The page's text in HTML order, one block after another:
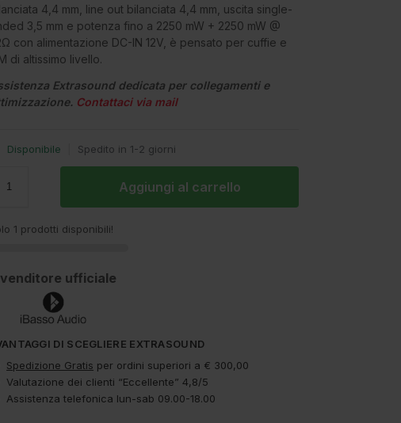
4,4 mm, line out bilanciata 4,4 mm, uscita single-
3,5 mm e potenza fino a 2250 mW + 2250 mW @
con alimentazione DC-IN 12V, è pensato per cuffie e
di altissimo livello.
Extrasound dedicata per collegamenti e
Contattaci via mail
Disponibile Spedito in 1-2 giorni
Aggiungi al carrello
1 prodotti disponibili!
ufficiale
DI SCEGLIERE EXTRASOUND
Spedizione Gratis per ordini superiori a € 300,00
Valutazione dei clienti “Eccellente” 4,8/5
Assistenza telefonica lun-sab 09.00-18.00